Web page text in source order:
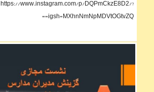
https://www.instagram.com/p/DQPmCkzE8D2/?
igsh=MXhnNmNpMDVtOGtvZQ==